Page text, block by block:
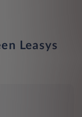
Leasys